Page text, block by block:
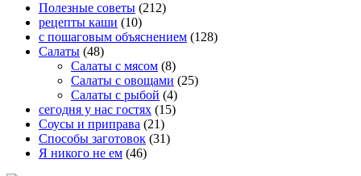
Полезные советы (212)
рецепты каши (10)
с пошаговым объяснением (128)
Салаты (48)
Салаты с мясом (8)
Салаты с овощами (25)
Салаты с рыбой (4)
сегодня у нас гостях (15)
Соусы и приправа (21)
Способы заготовок (31)
Я никого не ем (46)